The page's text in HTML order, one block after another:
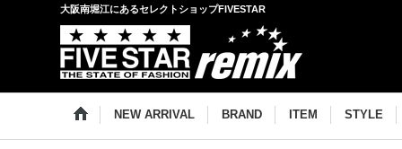
大阪南堀江にあるセレクトショップFIVESTAR
NEW ARRIVAL BRAND ITEM STYLE